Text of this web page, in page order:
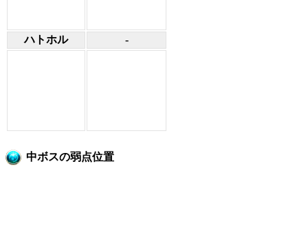
ハトホル -
中ボスの弱点位置